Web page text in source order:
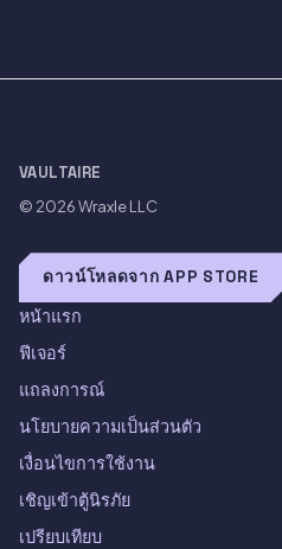
VAULTAIRE
© 2026Wraxle LLC
ดาวน์โหลดจาก APP STORE
หน้าแรก
ฟีเจอร์
แถลงการณ์
นโยบายความเป็นส่วนตัว
เงื่อนไขการใช้งาน
เชิญเข้าตู้นิรภัย
เปรียบเทียบ